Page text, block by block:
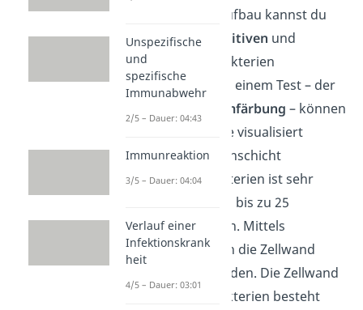
Je nach Zellwandaufbau kannst du
zwischengrampositiven und
gramnegativen
Bakterien
unterschieden. Mit einem Test – der
Gramfärbung – können
diese Unterschiede visualisiert
werden. Die Mureinschicht
grampositiver Bakterien ist sehr
groß und kann aus bis zu 25
Schichten bestehen. Mittels
Gramfärbung kann die Zellwand
violett gefärbt werden. Die Zellwand
gramnegativer Bakterien besteht
Unspezifische
und
spezifische
Immunabwehr
2/5 – Dauer: 04:43
Immunreaktion
3/5 – Dauer: 04:04
Verlauf einer
Infektionskrank
heit
4/5 – Dauer: 03:01